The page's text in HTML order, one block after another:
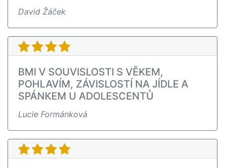
David Žáček
BMI V SOUVISLOSTI S VĚKEM,
POHLAVÍM, ZÁVISLOSTÍ NA JÍDLE A
SPÁNKEM U ADOLESCENTŮ
Lucie Formánková